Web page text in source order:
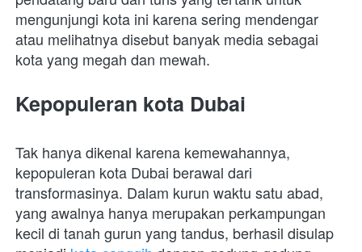
mengunjungi kota ini karena sering mendengar
atau melihatnya disebut banyak media sebagai
kota yang megah dan mewah.
Kepopuleran kota Dubai
Tak hanya dikenal karena kemewahannya,
kepopuleran kota Dubai berawal dari
transformasinya. Dalam kurun waktu satu abad,
yang awalnya hanya merupakan perkampungan
kecil di tanah gurun yang tandus, berhasil disulap